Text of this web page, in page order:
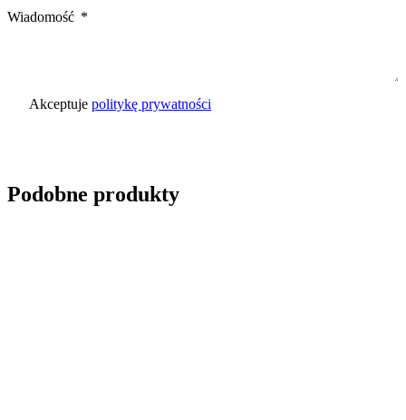
Wiadomość
Akceptuje politykę prywatności
Podobne produkty